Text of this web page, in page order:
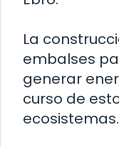
La
embalses
generar
curso de
ecosistemas.